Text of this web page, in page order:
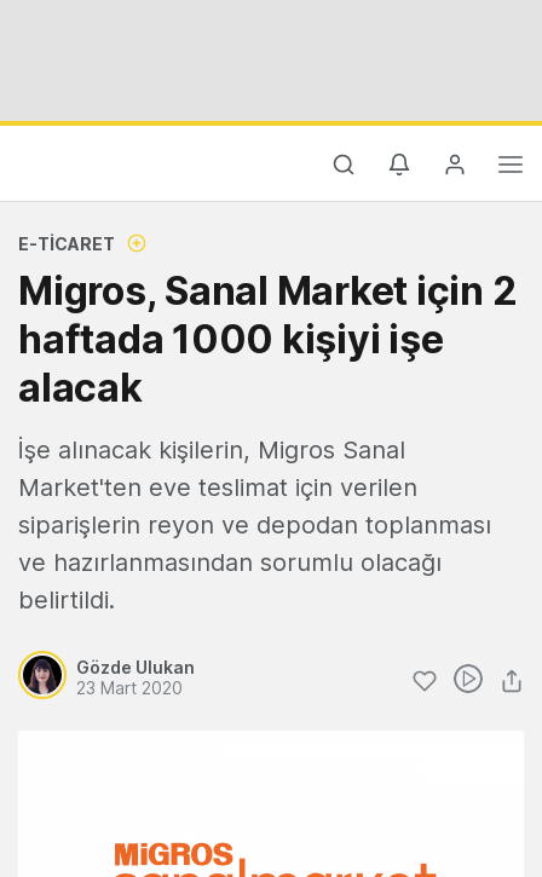
E-TICARET
Migros, Sanal Market için 2
haftada 1000 kişiyi işe
alacak
İşe alınacak kişilerin, Migros Sanal
Market'ten eve teslimat için verilen
siparişlerin reyon ve depodan toplanması
ve hazırlanmasından sorumlu olacağı
belirtildi.
Gözde Ulukan
23 Mart 2020